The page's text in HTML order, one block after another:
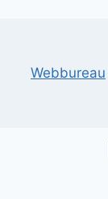
Webbureau